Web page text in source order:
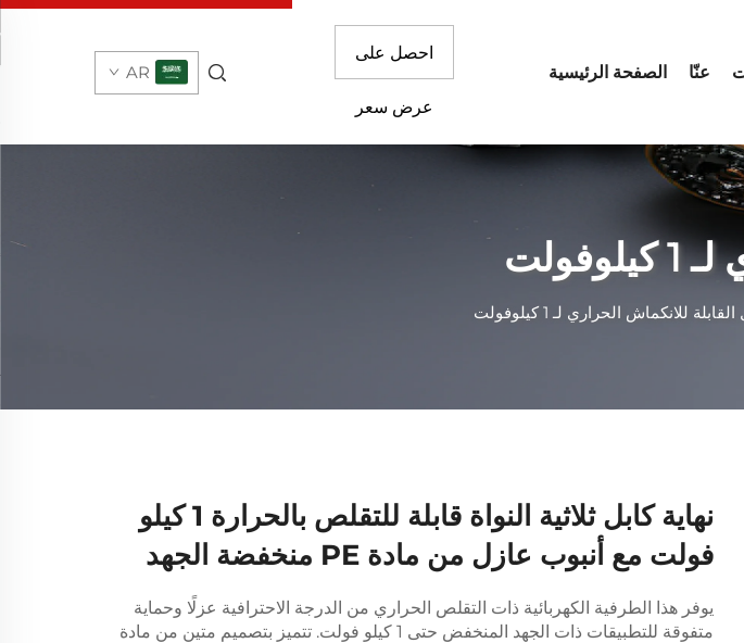
الصفحة الرئيسية عنّا
احصل على
عرض سعر
AR
للانكماش الحراري لـ 1 كيلوفولت
نهاية كابل ثلاثية النواة قابلة للتقلص بالحرارة 1 كيلو
فولت مع أنبوب عازل من مادة PE منخفضة الجهد
يوفر هذا الطرفية الكهربائية ذات التقلص الحراري من الدرجة الاحترافية عزلًا وحماية
متفوقة للتطبيقات ذات الجهد المنخفض حتى 1 كيلو فولت. تتميز بتصميم متين من مادة